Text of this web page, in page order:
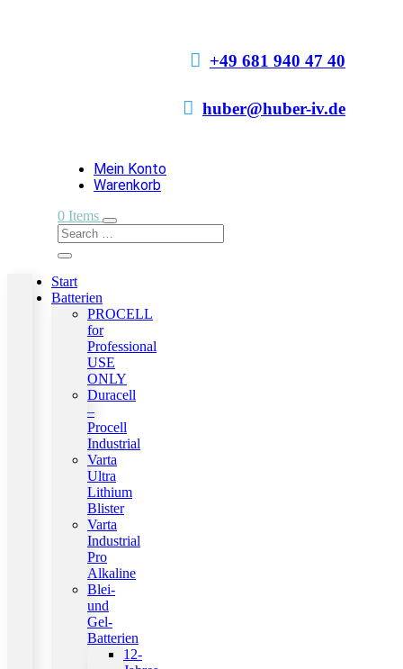
 +49 681 940 47 40
 huber@huber-iv.de
Mein Konto
Warenkorb
0 Items
Start
Batterien
PROCELL
for
Professional
USE
ONLY
Duracell
–
Procell
Industrial
Varta
Ultra
Lithium
Blister
Varta
Industrial
Pro
Alkaline
Blei-
und
Gel-
Batterien
12-